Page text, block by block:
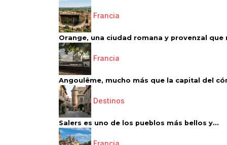
Francia
Orange, una ciudad romana y provenzal que
Francia
Angoulême, mucho más que la capital del
Destinos
Salers es uno de los pueblos más bellos y...
Francia